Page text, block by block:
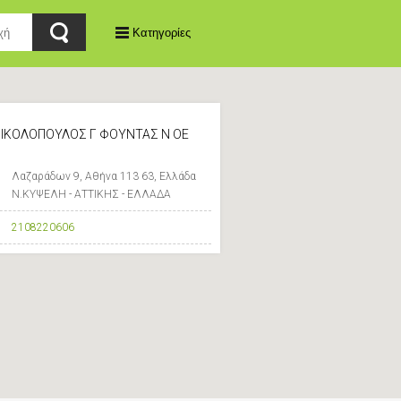
Κατηγορίες
Γ ΦΟΥΝΤΑΣ Ν ΟΕ
Λαζαράδων 9, Αθήνα 113 63, Ελλάδα
Ν.ΚΥΨΕΛΗ - ΑΤΤΙΚΗΣ - ΕΛΛΑΔΑ
2108220606